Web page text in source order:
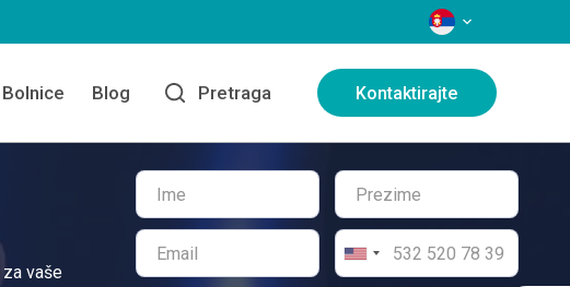
JEZICI
Bolnice Blog Pretraga Kontaktirajte
vaše